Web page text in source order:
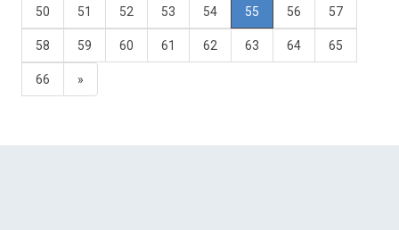
50 51 52 53 54 55 56 57
58 59 60 61 62 63 64 65
66 »